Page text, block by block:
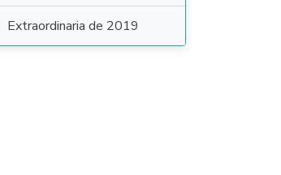
Extraordinaria de 2019